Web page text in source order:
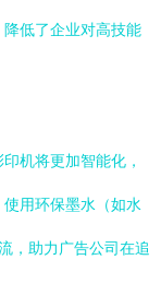
低了企业对高技能
机将更加智能化，
用环保墨水（如水
，助力广告公司在追